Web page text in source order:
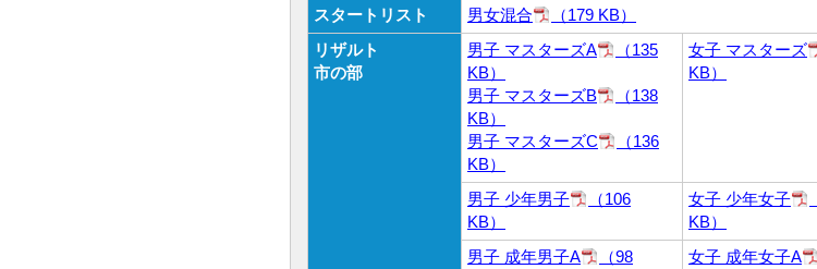
スタートリスト
男女混合
（179 KB）
リザルト
市の部
男子 マスターズA
（135
KB）
男子 マスターズB
（138
KB）
男子 マスターズC
（136
KB）
女子 マスターズ
KB）
男子 少年男子
（106
KB）
女子 少年女子
KB）
男子 成年男子A
（98
女子 成年女子A